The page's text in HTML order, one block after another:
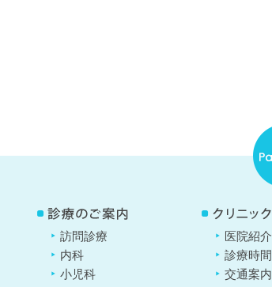
訪問診療
内科
小児科
医院紹介
診療時間
交通案内